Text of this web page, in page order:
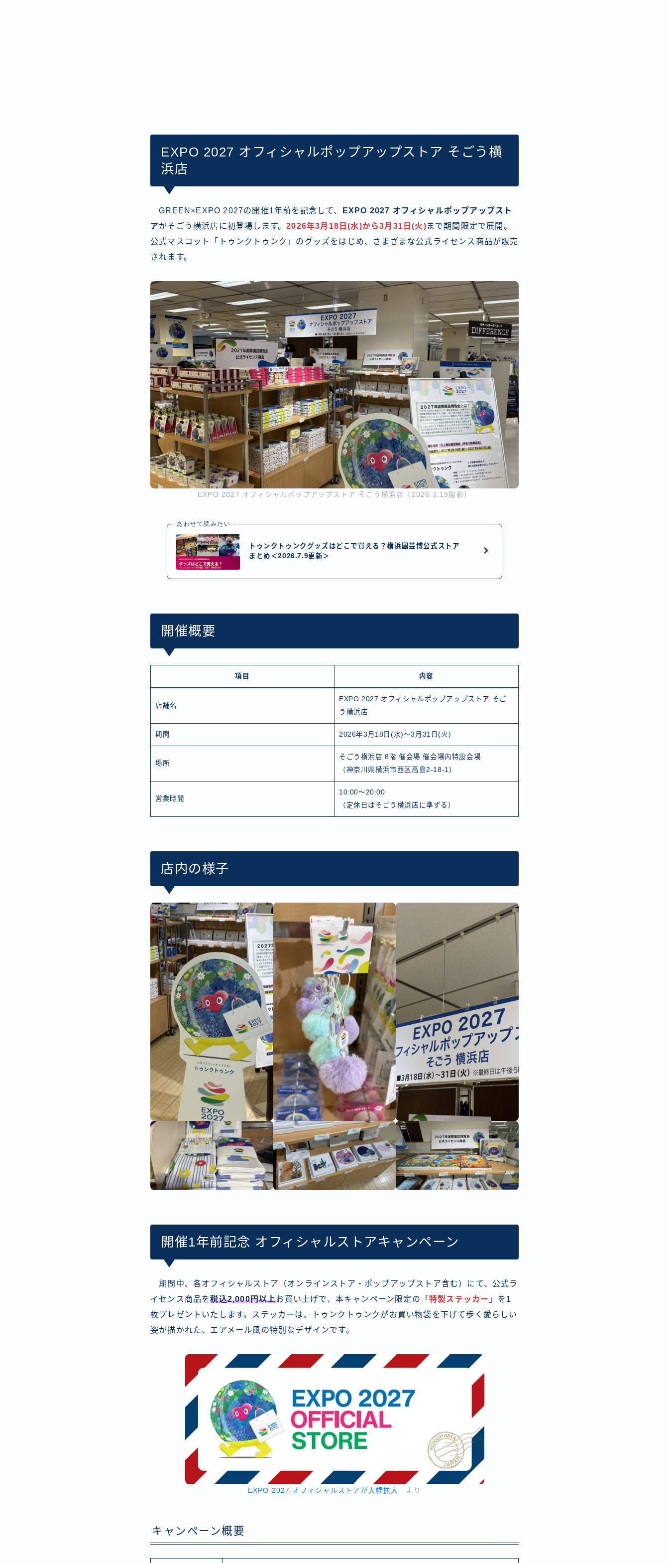
EXPO 2027 オフィシャルポップアップストア そごう横
浜店
GREEN×EXPO 2027の開催1年前を記念して、
EXPO 2027 オフィシャルポップアップスト
アがそごう横浜店に初登場します。2026年3月18日(水)から3月31日(火) まで期間限定で展開。
公式マスコット「トゥンクトゥンク」のグッズをはじめ、さまざまな公式ライセンス商品が販売
されます。
EXPO 2027 オフィシャルポップアップストア そごう横浜店（2026.3.19撮影）
あわせて読みたい
トゥンクトゥンクグッズはどこで買える？横浜園芸博公式ストア
まとめ＜2026.7.9更新＞
開催概要
項目 内容
店舗名
EXPO 2027 オフィシャルポップアップストア そご
う横浜店
期間 2026年3月18日(水)〜3月31日(火)
場所
そごう横浜店 8階 催会場 催会場内特設会場
（神奈川県横浜市西区高島2-18-1）
営業時間
10:00〜20:00
（定休日はそごう横浜店に準ずる）
店内の様子
開催1年前記念 オフィシャルストアキャンペーン
期間中、各オフィシャルストア（オンラインストア・ポップアップストア含む）にて、公式ラ
イセンス商品を税込2,000円以上お買い上げで、本キャンペーン限定の「特製ステッカー 」を1
枚プレゼントいたします。ステッカーは、トゥンクトゥンクがお買い物袋を下げて歩く愛らしい
姿が描かれた、エアメール風の特別なデザインです。
EXPO 2027 オフィシャルストアが大幅拡大 より
キャンペーン概要